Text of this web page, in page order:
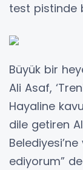
test pistinde
Büyük bir
Ali Asaf,
Hayaline
dile getiren
Belediyesi’ne
ediyorum”